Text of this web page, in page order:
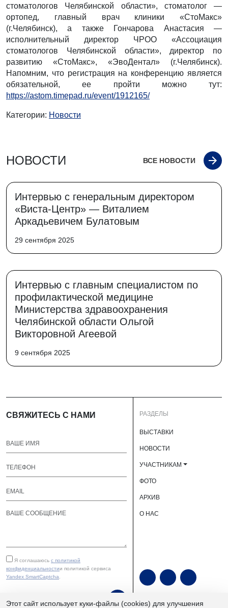
стоматологов Челябинской области», стоматолог —
ортопед, главный врач клиники «СтоМакс»
(г.Челябинск), а также Гончарова Анастасия —
исполнительный директор ЧРОО «Ассоциация
стоматологов Челябинской области», директор по
развитию «СтоМакс», «ЭвоДентал» (г.Челябинск).
Напомним, что регистрация на конференцию является
обязательной, ее пройти можно тут:
https://astom.timepad.ru/event/1912165/
Категории: Новости
НОВОСТИ ВСЕ НОВОСТИ
Интервью с генеральным директором
«Виста-Центр» — Виталием
Аркадьевичем Булатовым
29 сентября 2025
Интервью с главным специалистом по
профилактической медицине
Министерства здравоохранения
Челябинской области Ольгой
Викторовной Агеевой
9 сентября 2025
СВЯЖИТЕСЬ С НАМИ
Я соглашаюсь с политикой
конфиденциальностии политикой сервиса
Yandex SmartCaptcha
РАЗДЕЛЫ
ВЫСТАВКИ
НОВОСТИ
УЧАСТНИКАМ
ФОТО
АРХИВ
О НАС
Этот сайт использует куки-файлы (cookies) для улучшения